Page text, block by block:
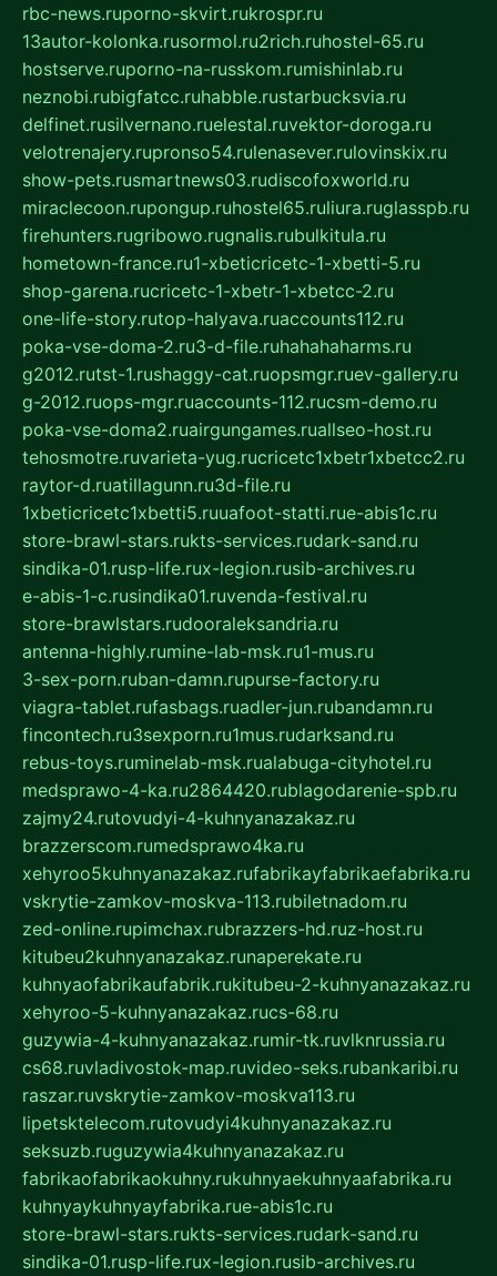
rbc-news.ruporno-skvirt.rukrospr.ru
13autor-kolonka.rusormol.ru2rich.ruhostel-65.ru
hostserve.ruporno-na-russkom.rumishinlab.ru
neznobi.rubigfatcc.ruhabble.rustarbucksvia.ru
delfinet.rusilvernano.ruelestal.ruvektor-doroga.ru
velotrenajery.rupronso54.rulenasever.rulovinskix.ru
show-pets.rusmartnews03.rudiscofoxworld.ru
miraclecoon.rupongup.ruhostel65.ruliura.ruglasspb.ru
firehunters.rugribowo.rugnalis.rubulkitula.ru
hometown-france.ru1-xbeticricetc-1-xbetti-5.ru
shop-garena.rucricetc-1-xbetr-1-xbetcc-2.ru
one-life-story.rutop-halyava.ruaccounts112.ru
poka-vse-doma-2.ru3-d-file.ruhahahaharms.ru
g2012.rutst-1.rushaggy-cat.ruopsmgr.ruev-gallery.ru
g-2012.ruops-mgr.ruaccounts-112.rucsm-demo.ru
poka-vse-doma2.ruairgungames.ruallseo-host.ru
tehosmotre.ruvarieta-yug.rucricetc1xbetr1xbetcc2.ru
raytor-d.ruatillagunn.ru3d-file.ru
1xbeticricetc1xbetti5.ruuafoot-statti.rue-abis1c.ru
store-brawl-stars.rukts-services.rudark-sand.ru
sindika-01.rusp-life.rux-legion.rusib-archives.ru
e-abis-1-c.rusindika01.ruvenda-festival.ru
store-brawlstars.rudooraleksandria.ru
antenna-highly.rumine-lab-msk.ru1-mus.ru
3-sex-porn.ruban-damn.rupurse-factory.ru
viagra-tablet.rufasbags.ruadler-jun.rubandamn.ru
fincontech.ru3sexporn.ru1mus.rudarksand.ru
rebus-toys.ruminelab-msk.rualabuga-cityhotel.ru
medsprawo-4-ka.ru2864420.rublagodarenie-spb.ru
zajmy24.rutovudyi-4-kuhnyanazakaz.ru
brazzerscom.rumedsprawo4ka.ru
xehyroo5kuhnyanazakaz.rufabrikayfabrikaefabrika.ru
vskrytie-zamkov-moskva-113.rubiletnadom.ru
zed-online.rupimchax.rubrazzers-hd.ruz-host.ru
kitubeu2kuhnyanazakaz.runaperekate.ru
kuhnyaofabrikaufabrik.rukitubeu-2-kuhnyanazakaz.ru
xehyroo-5-kuhnyanazakaz.rucs-68.ru
guzywia-4-kuhnyanazakaz.rumir-tk.ruvlknrussia.ru
cs68.ruvladivostok-map.ruvideo-seks.rubankaribi.ru
raszar.ruvskrytie-zamkov-moskva113.ru
lipetsktelecom.rutovudyi4kuhnyanazakaz.ru
seksuzb.ruguzywia4kuhnyanazakaz.ru
fabrikaofabrikaokuhny.rukuhnyaekuhnyaafabrika.ru
kuhnyaykuhnyayfabrika.rue-abis1c.ru
store-brawl-stars.rukts-services.rudark-sand.ru
sindika-01.rusp-life.rux-legion.rusib-archives.ru